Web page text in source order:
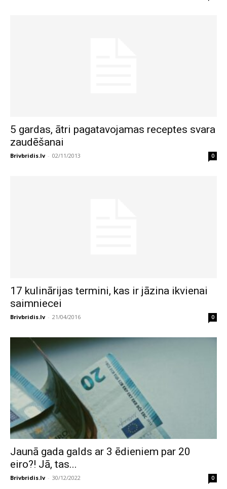
5 gardas, ātri pagatavojamas receptes svara
zaudēšanai
Brivbridis.lv - 02/11/2013 0
17 kulinārijas termini, kas ir jāzina ikvienai
saimniecei
Brivbridis.lv - 21/04/2016 0
Jaunā gada galds ar 3 ēdieniem par 20
eiro?! Jā, tas...
Brivbridis.lv - 30/12/2022 0